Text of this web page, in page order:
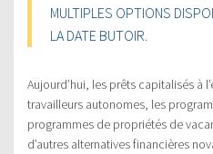
MULTIPLES OPTIONS
LA DATE BUTOIR.
Aujourd’hui, les prêts capitalisés à
travailleurs autonomes, les
programmes de propriétés de
d’autres alternatives financières